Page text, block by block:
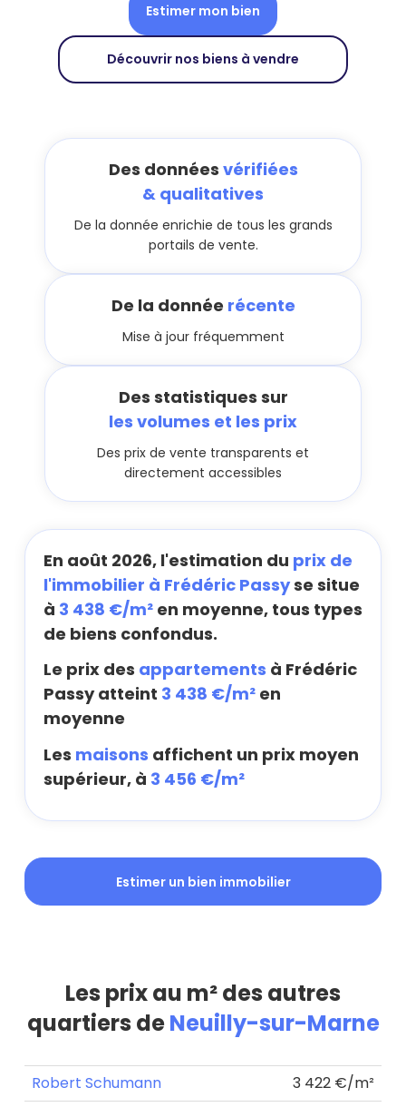
Estimer mon bien
Découvrir nos biens à vendre
Des données vérifiées
& qualitatives
De la donnée enrichie de tous les grands
portails de vente.
De la donnée récente
Mise à jour fréquemment
Des statistiques sur
les volumes et les prix
Des prix de vente transparents et
directement accessibles
En août 2026, l'estimation du prix de
l'immobilier à Frédéric Passyse situe
à 3 438 €/m² en moyenne, tous types
de biens confondus.
Le prix des appartements à Frédéric
Passy atteint 3 438 €/m² en
moyenne
Les maisons affichent un prix moyen
supérieur, à 3 456 €/m²
Estimer un bien immobilier
Les prix au m² des autres
quartiers deNeuilly-sur-Marne
Robert Schumann
3 422 €/m²